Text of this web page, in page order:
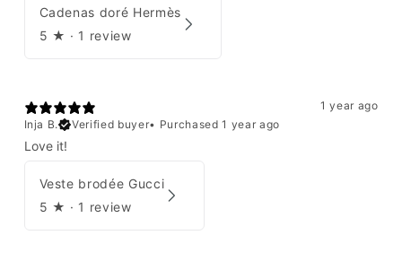
Cadenas doré Hermès
5 ★ · 1 review
1 year ago
Inja B.
Verified buyer• Purchased 1 year ago
Love it!
Veste brodée Gucci
5 ★ · 1 review